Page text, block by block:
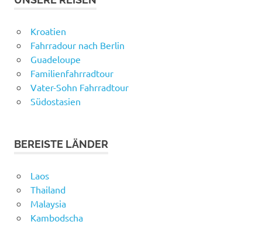
Kroatien
Fahrradour nach Berlin
Guadeloupe
Familienfahrradtour
Vater-Sohn Fahrradtour
Südostasien
BEREISTE LÄNDER
Laos
Thailand
Malaysia
Kambodscha